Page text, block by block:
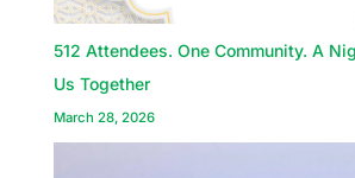
512 Attendees. One Community. A
Us Together
March 28, 2026